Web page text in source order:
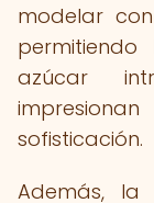
modelar
azúcar
sofisticación.
Además,